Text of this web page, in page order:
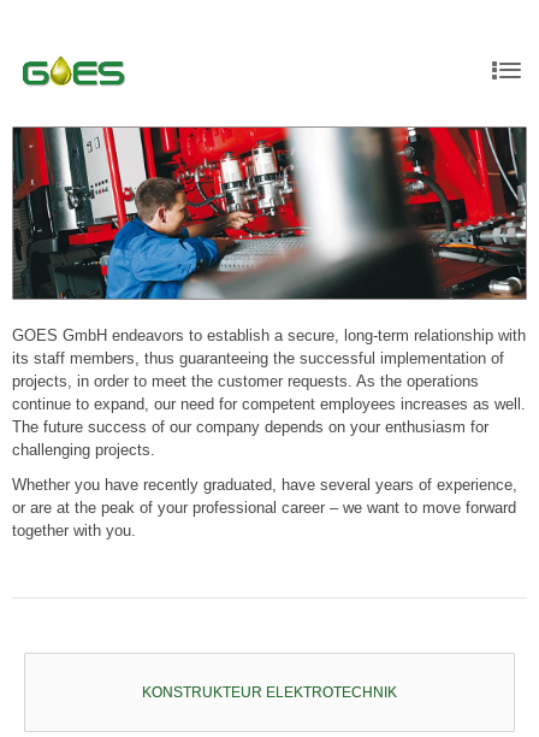
GOES GmbH endeavors to establish a secure, long-term relationship with
its staff members, thus guaranteeing the successful implementation of
projects, in order to meet the customer requests. As the operations
continue to expand, our need for competent employees increases as well.
The future success of our company depends on your enthusiasm for
challenging projects.
Whether you have recently graduated, have several years of experience,
or are at the peak of your professional career – we want to move forward
together with you.
KONSTRUKTEUR ELEKTROTECHNIK